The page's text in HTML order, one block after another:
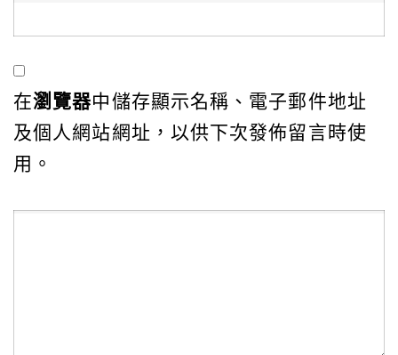
在瀏覽器中儲存顯示名稱、電子郵件地址
及個人網站網址，以供下次發佈留言時使
用。